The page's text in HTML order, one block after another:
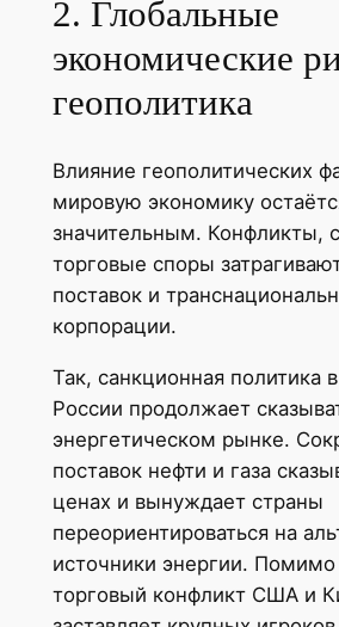
2. Глобальные
экономические
геополитика
Влияние геополитических
мировую экономику
значительным. Конфликты,
торговые споры
поставок и
корпорации.
Так, санкционная политика
России продолжает
энергетическом рынке.
поставок нефти и газа
ценах и вынуждает страны
переориентироваться на
источники энергии. Помимо
торговый конфликт США и